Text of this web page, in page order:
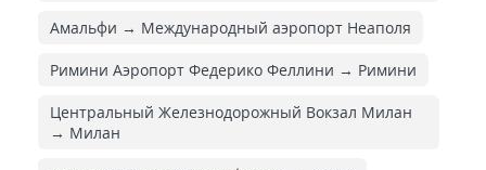
Амальфи → Международный аэропорт Неаполя
Римини Аэропорт Федерико Феллини → Римини
Центральный Железнодорожный Вокзал Милан
→ Милан